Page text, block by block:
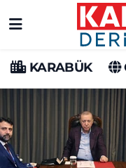
KARABÜK
Karabük Hava
Karabük Trafik
Süper Lig Puan